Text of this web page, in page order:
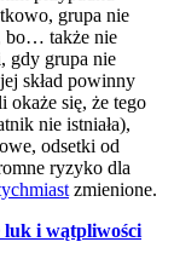
grupa nie
bo… także nie
gdy grupa nie
skład powinny
okaże się, że tego
nie istniała),
odsetki od
ryzyko dla
zmienione.
luk i wątpliwości